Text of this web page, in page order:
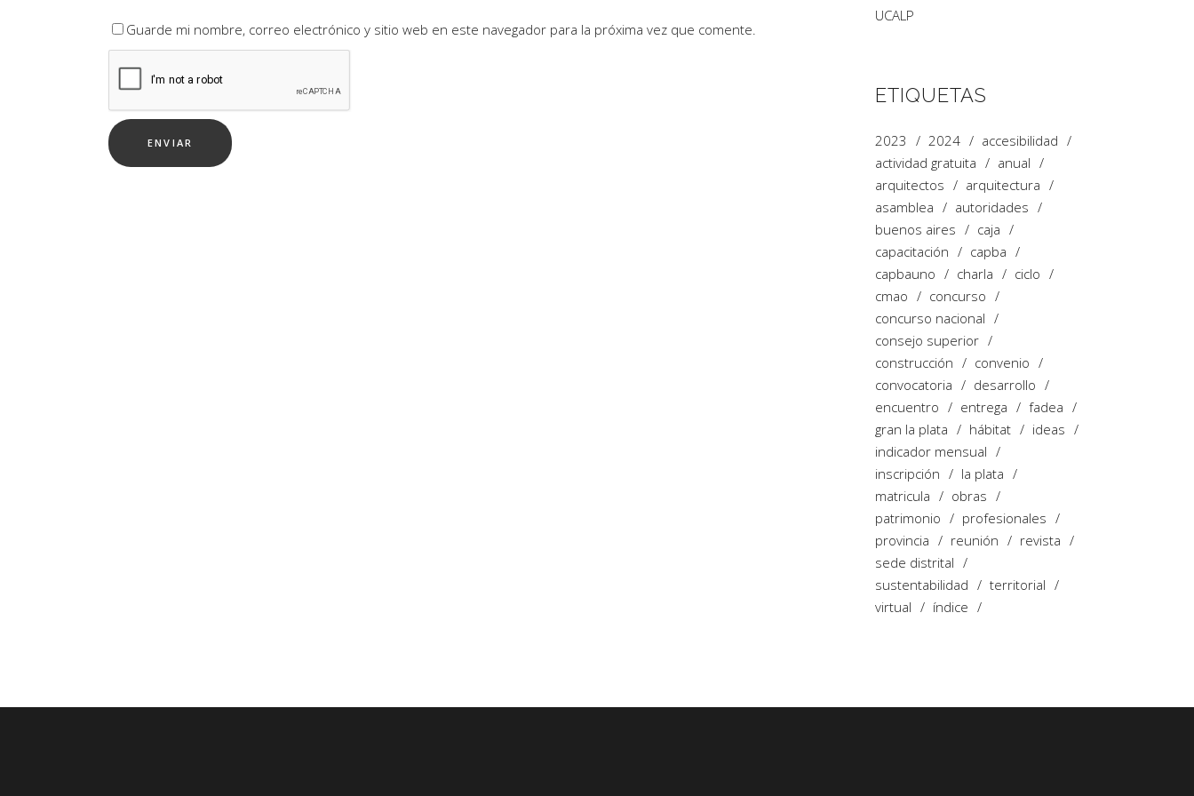
Guarde mi nombre, correo electrónico y sitio web en este navegador para la próxima vez que comente.
UCALP
ETIQUETAS
2023 2024
accesibilidad
actividad gratuita
anual
arquitectos
arquitectura
asamblea
autoridades
buenos aires
caja
capacitación
capba
capbauno
charla
ciclo
cmao
concurso
concurso nacional
consejo superior
construcción
convenio
convocatoria
desarrollo
encuentro
entrega
fadea
gran la plata
hábitat
ideas
indicador mensual
inscripción
la plata
matricula
obras
patrimonio
profesionales
provincia
reunión
revista
sede distrital
sustentabilidad
territorial
virtual
índice